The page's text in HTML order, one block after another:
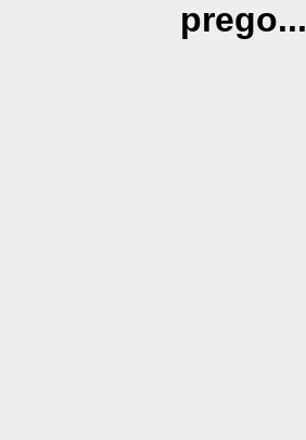
prego...